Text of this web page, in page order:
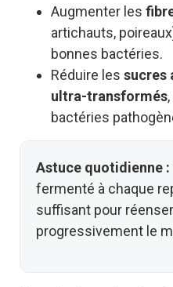
Augmenter les
artichauts,
bonnes bactéries.
Réduire les sucres
ultra-transformés
bactéries
Astuce quotidienne :
fermenté à chaque
suffisant pour
progressivement le